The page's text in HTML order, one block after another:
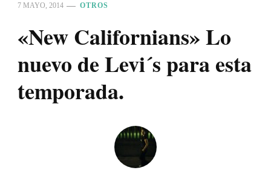
7 MAYO, 2014 OTROS
«New Californians» Lo
nuevo de Levi´s para esta
temporada.